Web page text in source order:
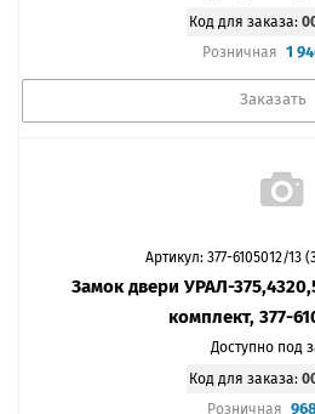
Код для заказа:
Розничная 1
Заказать
Артикул: 377-6105012/13
Замок двери УРАЛ-
комплект, 377-
Доступно под
Код для заказа:
Розничная